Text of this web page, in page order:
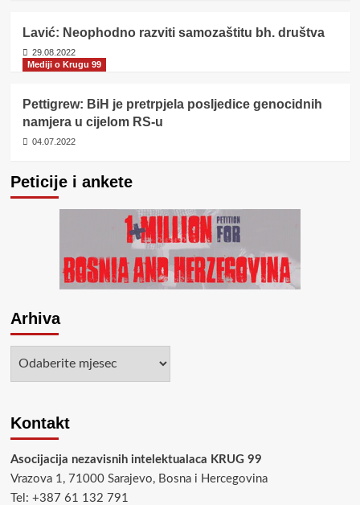
Lavić: Neophodno razviti samozaštitu bh. društva
29.08.2022
Mediji o Krugu 99
Pettigrew: BiH je pretrpjela posljedice genocidnih
namjera u cijelom RS-u
04.07.2022
Peticije i ankete
Arhiva
Kontakt
Asocijacija nezavisnih intelektualaca KRUG 99
Vrazova 1, 71000 Sarajevo, Bosna i Hercegovina
Tel: +387 61 132 791